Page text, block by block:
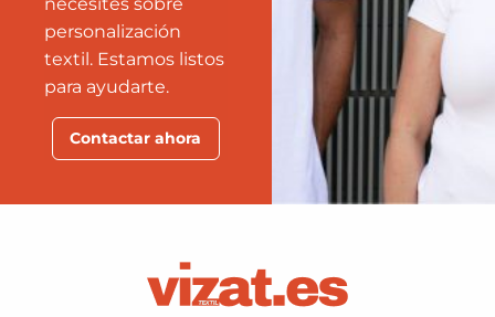
personalización
textil. Estamos listos
para ayudarte.
Contactar ahora